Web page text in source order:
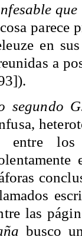
parece
en
a
segundo
los
las
 busco